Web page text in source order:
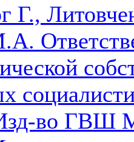
Г.,
во ГВШ